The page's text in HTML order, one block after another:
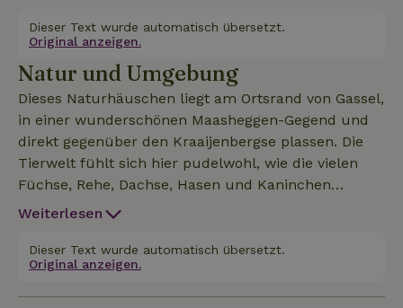
der Nähe gibt es mehrere Rad- und Wanderrouten.
Gassel hat einen schönen Wald. Es gibt ein Sofa, 3
bequeme Sessel und einen Fernseher. Die Küche ist
mit Geschirrspüler, Kühlschrank, Gefrierschrank,
Backofen/Kombimikrowelle, Filterkaffeemaschine
und Wasserkocher ausgestattet. Es gibt 2
Schlafzimmer, eines mit einem Doppelbett und
eines mit einem Etagenbett. Das Badezimmer hat
Die Toilette befindet sich in einem separaten Raum.
Bettwäsche und Küchentücher werden gestellt. Das
Zimmer kann 2-4 Erwachsene oder 2 Erwachsene
Dieser Text wurde automatisch übersetzt.
Original anzeigen.
Natur und Umgebung
Dieses Naturhäuschen liegt am Ortsrand von Gassel,
in einer wunderschönen Maasheggen-Gegend und
direkt gegenüber den Kraaijenbergse plassen. Die
Tierwelt fühlt sich hier pudelwohl, wie die vielen
Füchse, Rehe, Dachse, Hasen und Kaninchen
beweisen. Mit etwas Glück kannst du beim
Wald von Gasselse und das Landgut Tongelaer
bieten außerdem schöne Wander- und
Fahrradrouten. In der näheren Umgebung gibt es
Weiterlesen
Dieser Text wurde automatisch übersetzt.
Original anzeigen.